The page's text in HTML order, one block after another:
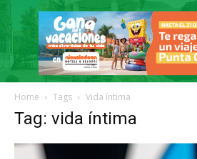
Home Tags Vida íntima
Tag: vida íntima